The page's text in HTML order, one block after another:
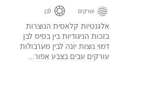
עורקים לבן
אלגנטיות קלאסית הנוצרות
בזכות הניגודיות בין בסיס לבן
דמוי נוצות יונה לבין מערבולות
עורקים עבים בצבע אפור...